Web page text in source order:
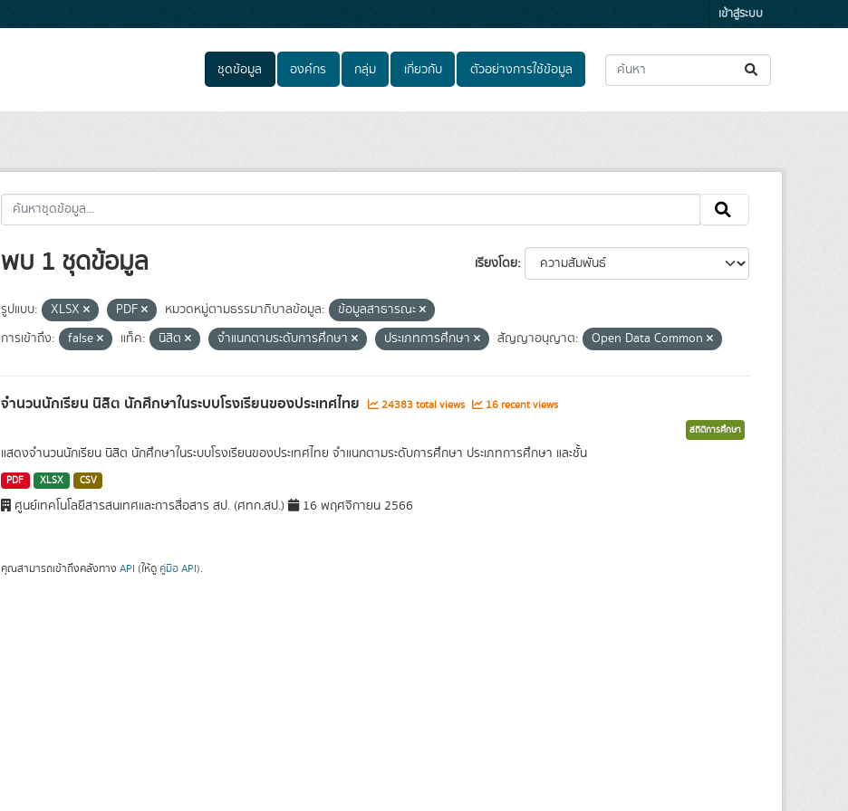
เข้าสู่ระบบ
ชุดข้อมูล องค์กร กลุ่ม เกี่ยวกับ ตัวอย่างการใช้ข้อมูล
เรียงโดย
พบ 1 ชุดข้อมูล
รูปแบบ: XLSX PDF หมวดหมู่ตามธรรมาภิบาลข้อมูล:
ข้อมูลสาธารณะ
การเข้าถึง:
false แท็ค: นิสิต จำแนกตามระดับการศึกษา ประเภทการศึกษา สัญญาอนุญาต: Open Data Common
จำนวนนักเรียน นิสิต นักศึกษาในระบบโรงเรียนของประเทศไทย 24383 total views 16 recent views
สถิติการศึกษา
แสดงจำนวนนักเรียน นิสิต นักศึกษาในระบบโรงเรียนของประเทศไทย จำแนกตามระดับการศึกษา ประเภทการศึกษา และชั้น
PDF XLSX CSV
ศูนย์เทคโนโลยีสารสนเทศและการสื่อสาร สป. (ศทก.สป.) 16 พฤศจิกายน 2566
คุณสามารถเข้าถึงคลังทาง API (ให้ดู คู่มือ API).